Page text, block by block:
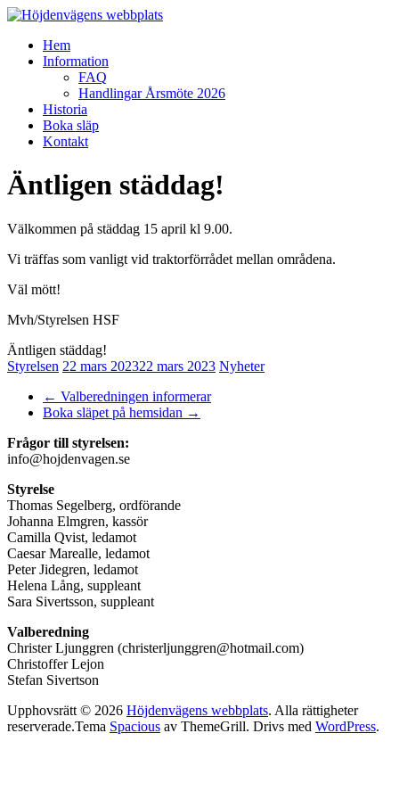
Hoppa
innehåll
Höjdenvägens
webbplats
Höjdenvägen
Meny
Hem
Information
FAQ
Handlingar Årsmöte 2026
Historia
Boka släp
Kontakt
Äntligen städdag!
Välkommen på städdag 15 april kl 9.00.
Vi träffas som vanligt vid traktorförrådet mellan områdena.
Väl mött!
Mvh/Styrelsen HSF
Äntligen städdag!
Styrelsen 22 mars 202322 mars 2023 Nyheter
← Valberedningen informerar
Boka släpet på hemsidan →
Frågor till styrelsen:
info@hojdenvagen.se
Styrelse
Thomas Segelberg, ordförande
Johanna Elmgren, kassör
Camilla Qvist, ledamot
Caesar Marealle, ledamot
Peter Jidegren, ledamot
Helena Lång, suppleant
Sara Sivertsson, suppleant
Valberedning
Christer Ljunggren (christerljunggren@hotmail.com)
Christoffer Lejon
Stefan Sivertson
Upphovsrätt © 2026 Höjdenvägens webbplats. Alla rättigheter
reserverade.Tema Spacious av ThemeGrill. Drivs med WordPress.